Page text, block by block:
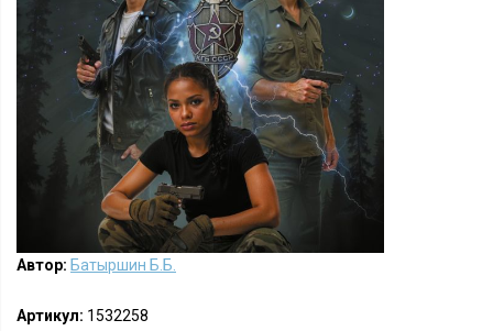
Автор: Батыршин Б.Б.
Артикул: 1532258